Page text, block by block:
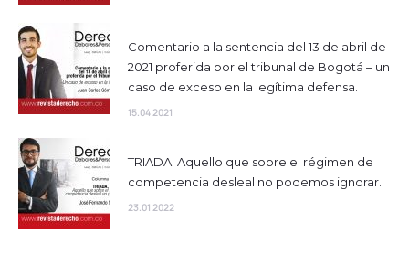
Comentario a la sentencia del 13 de abril de
2021 proferida por el tribunal de Bogotá – un
caso de exceso en la legítima defensa.
15.04 2021
TRIADA: Aquello que sobre el régimen de
competencia desleal no podemos ignorar.
23.01 2022